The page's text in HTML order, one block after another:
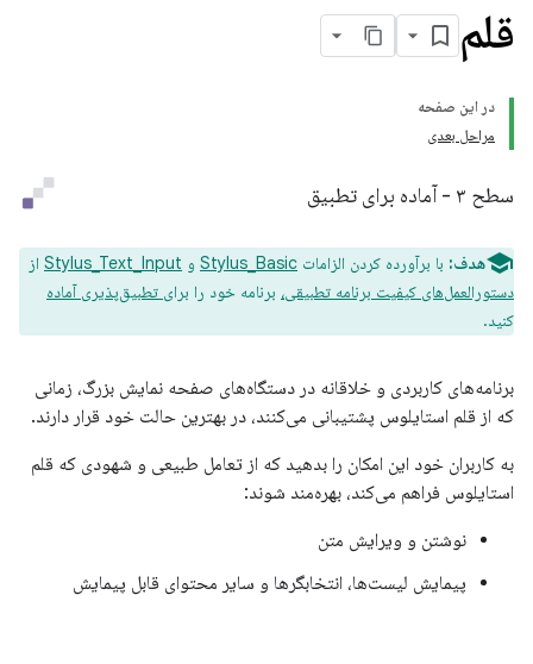
قلم
در این صفحه
مراحل بعدی
سطح ۳ - آماده برای تطبیق
هدف: با برآورده کردن الزامات Stylus_Basic و Stylus_Text_Input از
دستورالعمل‌های کیفیت برنامه تطبیقی، برنامه خود را برای تطبیق‌پذیری آماده
کنید.
برنامه‌های کاربردی و خلاقانه در دستگاه‌های صفحه نمایش بزرگ، زمانی
که از قلم استایلوس پشتیبانی می‌کنند، در بهترین حالت خود قرار دارند.
به کاربران خود این امکان را بدهید که از تعامل طبیعی و شهودی که قلم
استایلوس فراهم می‌کند، بهره‌مند شوند:
نوشتن و ویرایش متن
پیمایش لیست‌ها، انتخابگرها و سایر محتوای قابل پیمایش